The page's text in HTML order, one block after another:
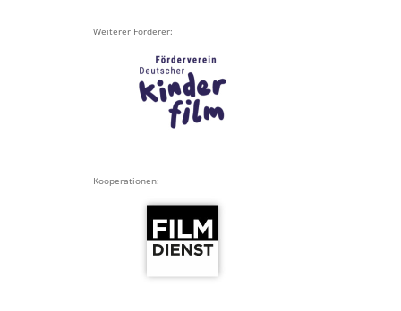
Weiterer Förderer:
Kooperationen: